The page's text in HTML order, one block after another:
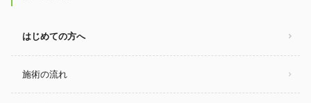
はじめての方へ
施術の流れ